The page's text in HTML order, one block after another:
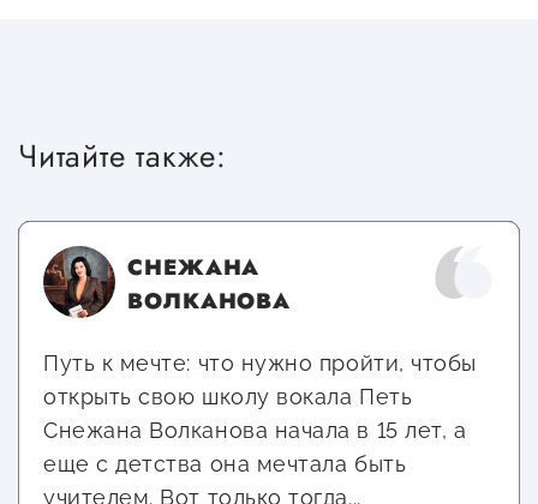
Читайте также:
СНЕЖАНА
ВОЛКАНОВА
Путь к мечте: что нужно пройти, чтобы
открыть свою школу вокала Петь
Снежана Волканова начала в 15 лет, а
еще с детства она мечтала быть
учителем. Вот только тогда...